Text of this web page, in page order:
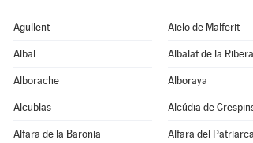
Agullent Aielo de Malferit
Albal Albalat de la Ribera
Alborache Alboraya
Alcublas Alcúdia de
Alfara de la Baronia Alfara del Patriarca